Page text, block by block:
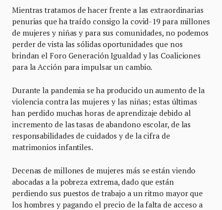
Mientras tratamos de hacer frente a las extraordinarias
penurias que ha traído consigo la covid-19 para millones
de mujeres y niñas y para sus comunidades, no podemos
perder de vista las sólidas oportunidades que nos
brindan el Foro Generación Igualdad y las Coaliciones
para la Acción para impulsar un cambio.
Durante la pandemia se ha producido un aumento de la
violencia contra las mujeres y las niñas; estas últimas
han perdido muchas horas de aprendizaje debido al
incremento de las tasas de abandono escolar, de las
responsabilidades de cuidados y de la cifra de
matrimonios infantiles.
Decenas de millones de mujeres más se están viendo
abocadas a la pobreza extrema, dado que están
perdiendo sus puestos de trabajo a un ritmo mayor que
los hombres y pagando el precio de la falta de acceso a